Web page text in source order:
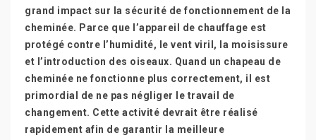
grand impact sur la sécurité de fonctionnement de la
cheminée. Parce que l’appareil de chauffage est
protégé contre l’humidité, le vent viril, la moisissure
et l’introduction des oiseaux. Quand un chapeau de
cheminée ne fonctionne plus correctement, il est
primordial de ne pas négliger le travail de
changement. Cette activité devrait être réalisé
rapidement afin de garantir la meilleure